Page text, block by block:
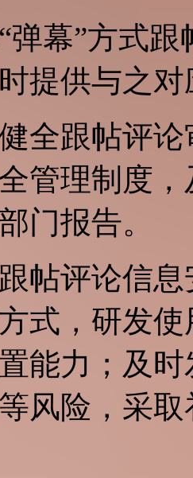
“弹幕”方式
提供与之
健全跟帖评
管理制度
门报告。
跟帖评论信
式，研发
能力；及
风险，采